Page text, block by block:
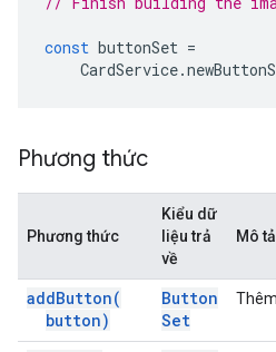
const buttonSet =
CardService.
Phương thức
Phương thức
Kiểu dữ
liệu trả
về
Mô
addButton(
button)
Button
Set